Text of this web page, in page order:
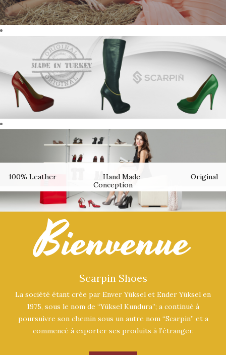
100% Leather Hand Made Original
Conception
100% Leather Hand Made Original
Conception
Bienvenue
Scarpin Shoes
La société étant crée par Enver Yüksel et Ender Yüksel en
1975, sous le nom de “Yüksel Kundura”; a continué à
poursuivre son chemin sous un autre nom “Scarpin” et a
commencé à exporter ses produits à l’étranger.